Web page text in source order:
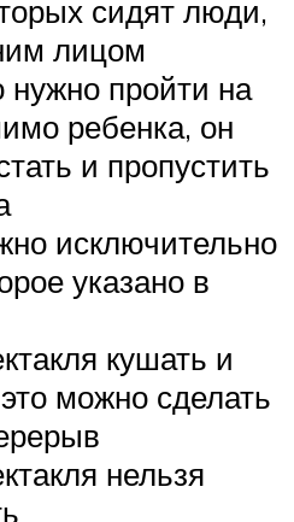
сидят люди,
лицом
нужно пройти на
ребенка, он
и пропустить
исключительно
указано в
кушать и
можно сделать
нельзя